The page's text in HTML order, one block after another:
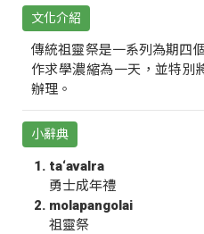
文化介紹
傳統祖靈祭是一系列為期四
作求學濃縮為一天，並特別
辦理。
小辭典
ta‘avalra
勇士成年禮
molapangolai
祖靈祭